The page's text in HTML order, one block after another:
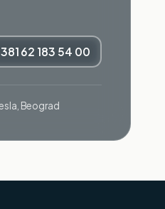
62 183 54 00
Beograd